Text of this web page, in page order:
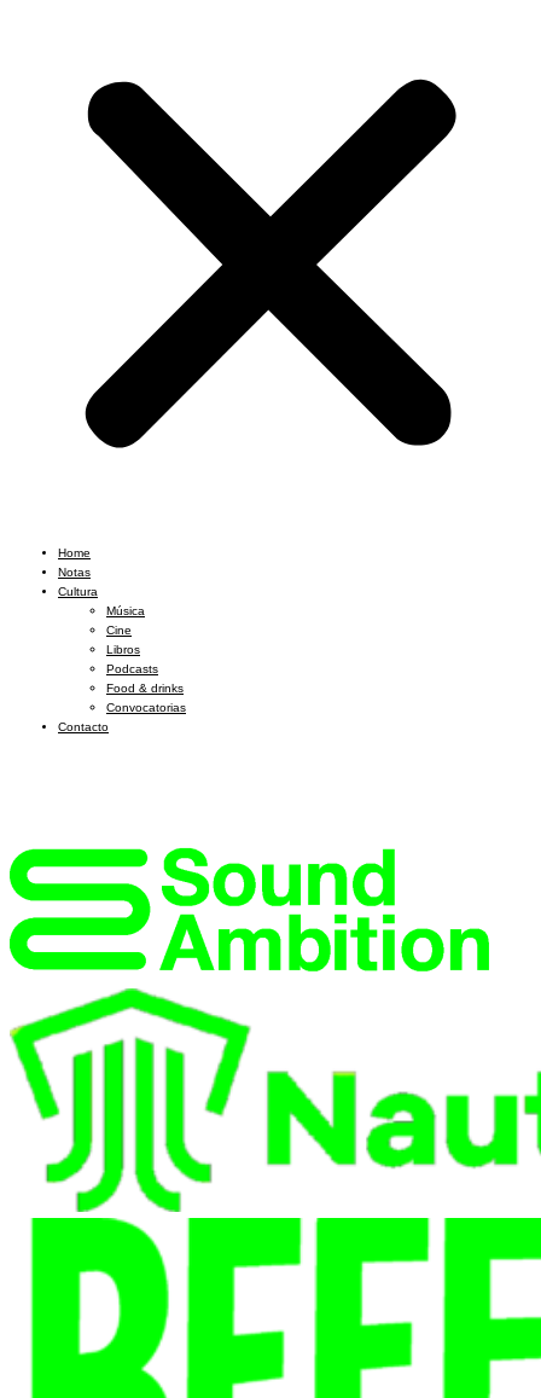
Home
Notas
Cultura
Música
Cine
Libros
Podcasts
Food & drinks
Convocatorias
Contacto